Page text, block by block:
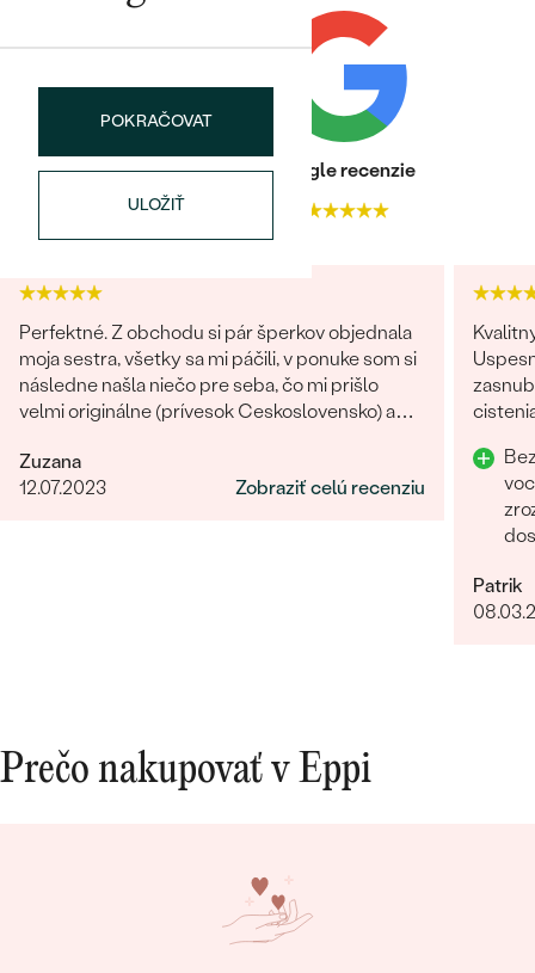
POKRAČOVAT
ULOŽIŤ
Heuréka recenzie
4.9
Google recenzie
Perfektné. Z obchodu si pár šperkov objednala
moja sestra, všetky sa mi páčili, v ponuke som si
následne našla niečo pre seba, čo mi prišlo
velmi originálne (prívesok Ceskoslovensko) a
komunikácia a doručenie tovaru na 1 s ⭐️.
Obchod a tovar odporúčam, kto hladá šperk,
Zuzana
12.07.2023
Zobraziť celú recenziu
Patrik
Prečo nakupovať v Eppi